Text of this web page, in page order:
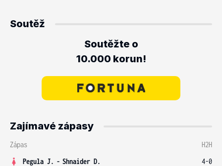
Soutěž
Soutěžte o
10.000 korun!
Zajímavé zápasy
Zápas
H2H
Pegula J. - Shnaider D.
4-0